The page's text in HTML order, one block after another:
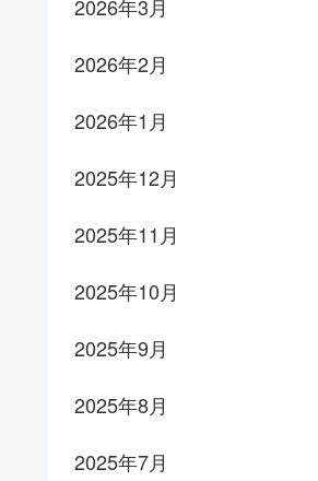
2026年3月
2026年2月
2026年1月
2025年12月
2025年11月
2025年10月
2025年9月
2025年8月
2025年7月